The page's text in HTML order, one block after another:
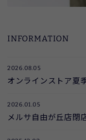
INFORMATION
2026.08.05
オンラインストア夏
2026.01.05
メルサ自由が丘店閉